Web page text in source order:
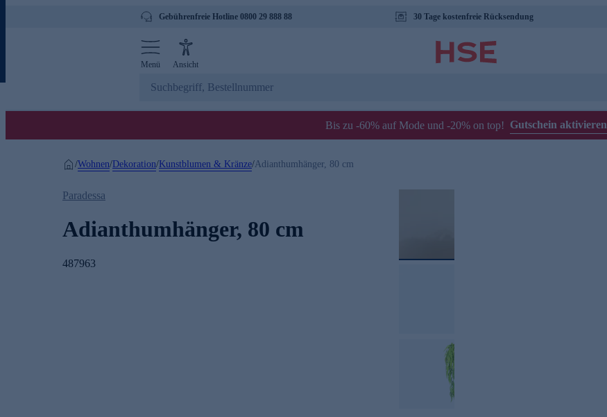
Gebührenfreie Hotline 0800 29 888 88 30 Tage kostenfreie Rücksendung
Menü Ansicht
Bis zu -60% auf Mode und -20% on top! Gutschein aktivieren
/Wohnen/Dekoration/Kunstblumen & Kränze/Adianthumhänger, 80 cm
Paradessa
Adianthumhänger, 80 cm
487963